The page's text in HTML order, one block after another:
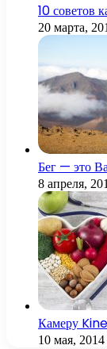
10 советов
20 марта,
Бег — это
8 апреля,
Камеру
10 мая, 2014